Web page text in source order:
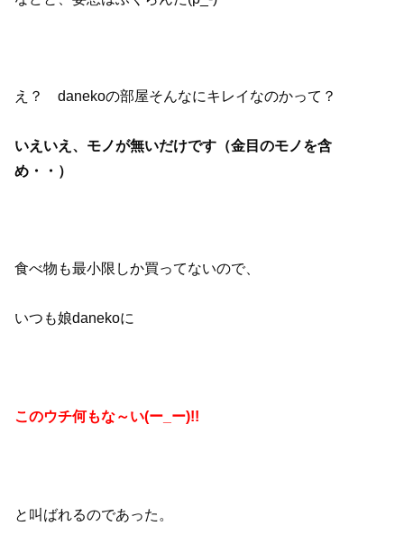
え？ danekoの部屋そんなにキレイなのかって？
いえいえ、モノが無いだけです（金目のモノを含
め・・）
食べ物も最小限しか買ってないので、
いつも娘danekoに
このウチ何もな～い(ー_ー)!!
と叫ばれるのであった。